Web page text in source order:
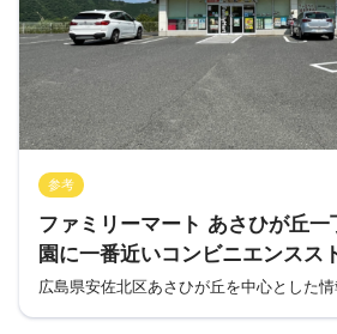
参考
ファミリーマート あさひが丘
園に一番近いコンビニエンスス
い車も駐車しやすく便利です！
広島県安佐北区あさひが丘を中心とした情